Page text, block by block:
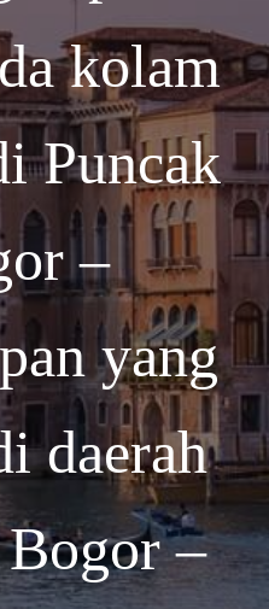
kolam
Puncak
–
yang
daerah
–